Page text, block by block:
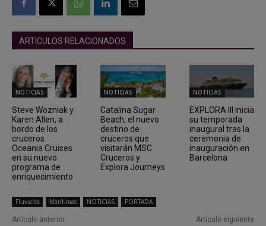
ARTICULOS RELACIONADOS
NOTICIAS
Steve Wozniak y
Karen Allen, a
bordo de los
cruceros
Oceania Cruises
en su nuevo
programa de
enriquecimiento
NOTICIAS
Catalina Sugar
Beach, el nuevo
destino de
cruceros que
visitarán MSC
Cruceros y
Explora Journeys
NOTICIAS
EXPLORA III inicia
su temporada
inaugural tras la
ceremonia de
inauguración en
Barcelona
Fluviales Marítimas NOTICIAS PORTADA
Artículo anterior Artículo siguiente